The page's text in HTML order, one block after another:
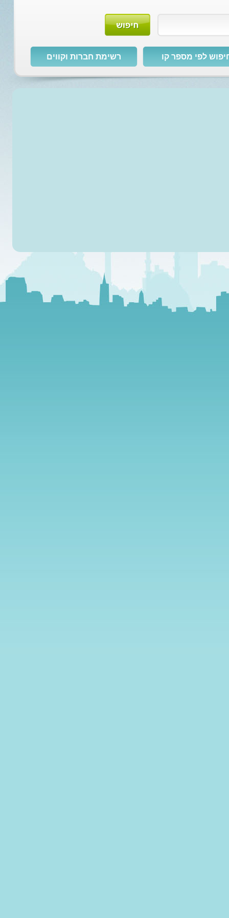
לפי מספר קו רשימת חברות וקווים